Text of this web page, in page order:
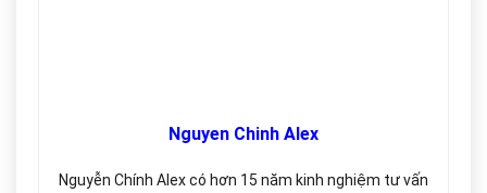
Nguyen Chinh Alex
Nguyễn Chính Alex có hơn 15 năm kinh nghiệm tư vấn